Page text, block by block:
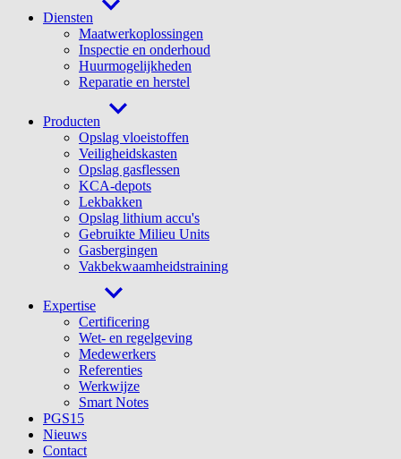
Diensten
Maatwerkoplossingen
Inspectie en onderhoud
Huurmogelijkheden
Reparatie en herstel
Producten
Opslag vloeistoffen
Veiligheidskasten
Opslag gasflessen
KCA-depots
Lekbakken
Opslag lithium accu's
Gebruikte Milieu Units
Gasbergingen
Vakbekwaamheidstraining
Expertise
Certificering
Wet- en regelgeving
Medewerkers
Referenties
Werkwijze
Smart Notes
PGS15
Nieuws
Contact